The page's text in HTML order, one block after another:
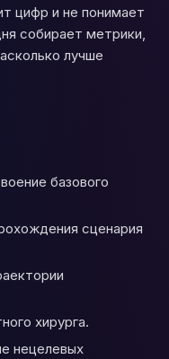
цифр и не понимает
собирает метрики,
лучше
базового
сценария
хирурга.
нецелевых